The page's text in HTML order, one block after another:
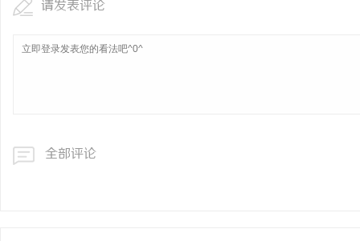
请发表评论
全部评论